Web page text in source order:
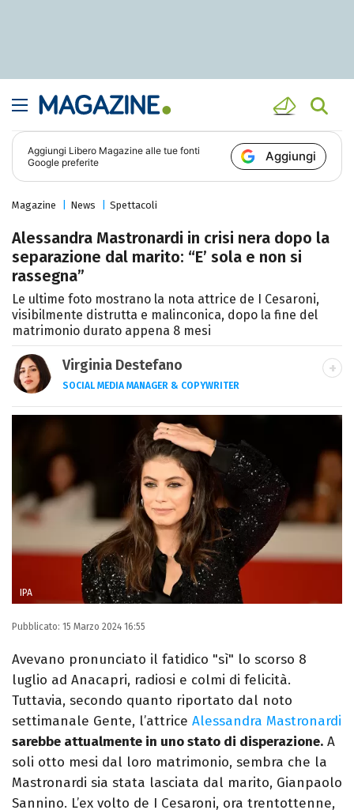
Aggiungi Libero Magazine alle tue fonti
Google preferite
Aggiungi
Magazine News Spettacoli
Alessandra Mastronardi in crisi nera dopo la
separazione dal marito: “E’ sola e non si
rassegna”
Le ultime foto mostrano la nota attrice de I Cesaroni,
visibilmente distrutta e malinconica, dopo la fine del
matrimonio durato appena 8 mesi
Virginia Destefano
SOCIAL MEDIA MANAGER & COPYWRITER
Una passione smisurata per le serie TV.
Laurea in Cinema, Televisione e New Media,
videomaking e scrittura sono il mio
passatempo preferito.
IPA
Pubblicato: 15 Marzo 2024 16:55
Avevano pronunciato il fatidico "sì" lo scorso 8
luglio ad Anacapri, radiosi e colmi di felicità.
Tuttavia, secondo quanto riportato dal noto
settimanale Gente, l’attrice Alessandra Mastronardi
sarebbe attualmente in uno stato di disperazione. A
soli otto mesi dal loro matrimonio, sembra che la
Mastronardi sia stata lasciata dal marito, Gianpaolo
Sannino. L’ex volto de I Cesaroni, ora trentottenne,